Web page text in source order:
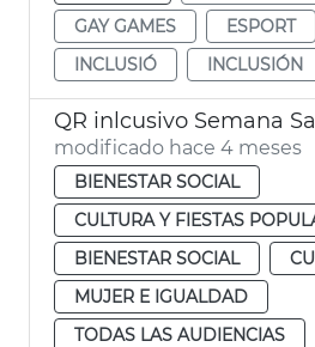
GAY GAMES
ESPORT
INCLUSIÓ
INCLUSIÓN
modificado hace 4 meses
BIENESTAR SOCIAL
CULTURA Y FIESTAS
BIENESTAR SOCIAL
MUJER E IGUALDAD
TODAS LAS AUDIENCIAS